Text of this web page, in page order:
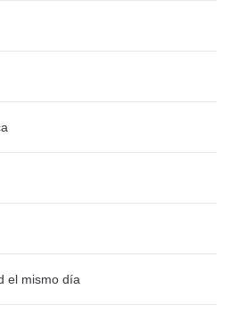
el mismo día